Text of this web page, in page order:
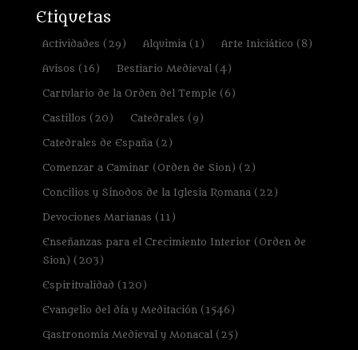
Etiquetas
Actividades (29) Alquimia (1) Arte Iniciático (8)
Avisos (16) Bestiario Medieval (4)
Cartulario de la Orden del Temple (6)
Castillos (20) Catedrales (9)
Catedrales de España (2)
Comenzar a Caminar (Orden de Sion) (2)
Concilios y Sínodos de la Iglesia Romana (22)
Devociones Marianas (11)
Enseñanzas para el Crecimiento Interior (Orden de
Sion) (203)
Espiritualidad (120)
Evangelio del día y Meditación (1546)
Gastronomía Medieval y Monacal (25)